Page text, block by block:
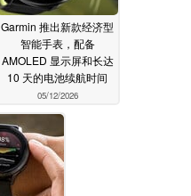
Garmin 推出新款经济型
智能手表，配备
AMOLED 显示屏和长达
10 天的电池续航时间
05/12/2026